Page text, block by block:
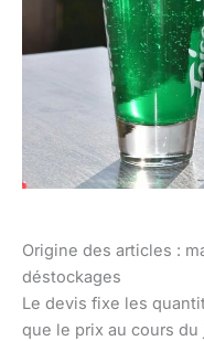
Origine des articles :
déstockages
Le devis fixe les
que le prix au cours du